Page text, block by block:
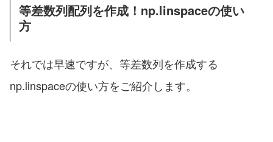
等差数列配列を作成！np.linspaceの使い
方
それでは早速ですが、等差数列を作成する
np.linspaceの使い方をご紹介します。